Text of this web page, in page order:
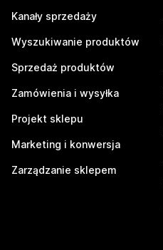
Kanały sprzedaży
Wyszukiwanie produktów
Sprzedaż produktów
Zamówienia i wysyłka
Projekt sklepu
Marketing i konwersja
Zarządzanie sklepem